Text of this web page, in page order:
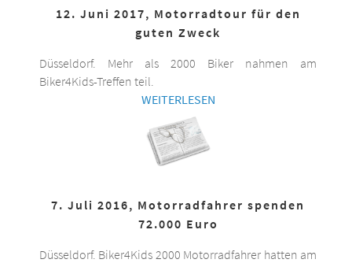
12. Juni 2017, Motorradtour für den
guten Zweck
Düsseldorf. Mehr als 2000 Biker nahmen am
Biker4Kids-Treffen teil.
WEITERLESEN
7. Juli 2016, Motorradfahrer spenden
72.000 Euro
Düsseldorf. Biker4Kids 2000 Motorradfahrer hatten am